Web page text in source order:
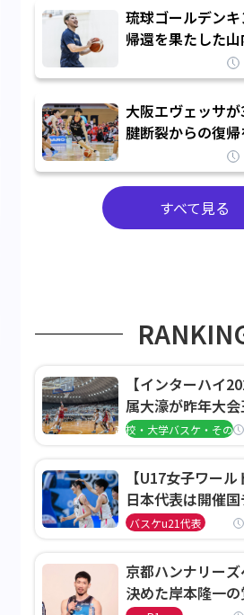
琉球ゴールデン
帰還を果たした
「1人のウチナ
んなが誇りに思
いく」
大阪エヴェッサ
腱断裂からの復
哉と契約を締結
に立ちたい」
すべて見る
【インターハイ
属大濠が昨年大
を撃破、大阪薫
高校・大学バスケ・その他
【U17女子ワール
日本代表は開催
て予選グループ3
決定
バスケu21代表
京都ハンナリー
決めた岸本隆一